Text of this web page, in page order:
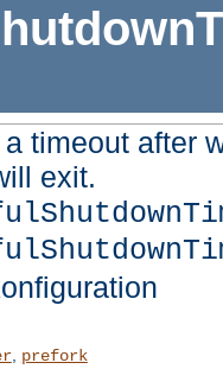
timeout after
exit.
, prefork